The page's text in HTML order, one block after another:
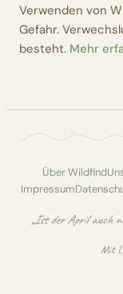
Verwenden von
Gefahr.
besteht. Mehr
Über Wildfind
Impressum
„Ist der April auch
Mit